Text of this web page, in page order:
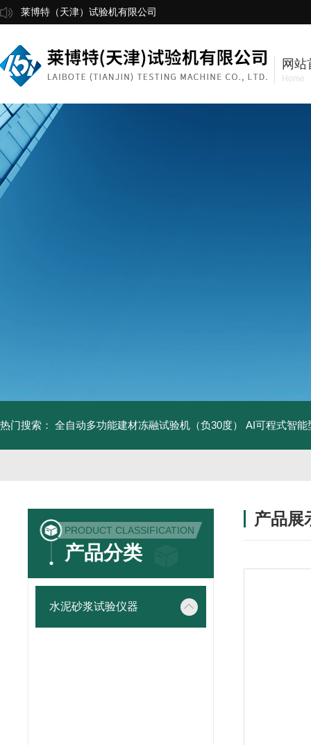
莱博特（天津）试验机有限公司
网站
Home
热门搜索： 全自动多功能建材冻融试验机（负30度） AI可程式智能
PRODUCT CLASSIFICATION
产品分类
水泥砂浆试验仪器
产品展